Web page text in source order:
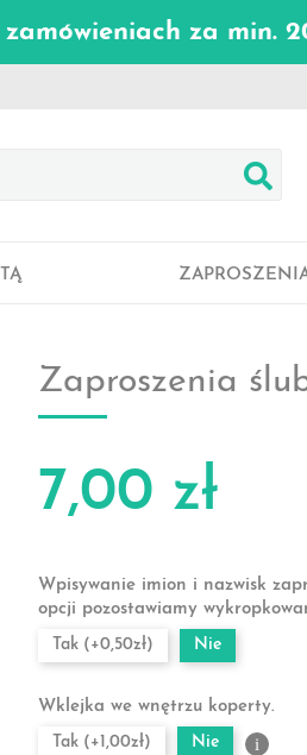
za min.
Zaproszenia
7,00 zł
Wpisywanie imion i nazwisk
opcji pozostawiamy
Tak (+0,50zł)
Nie
Wklejka we wnętrzu koperty.
Tak (+1,00zł)
Nie i